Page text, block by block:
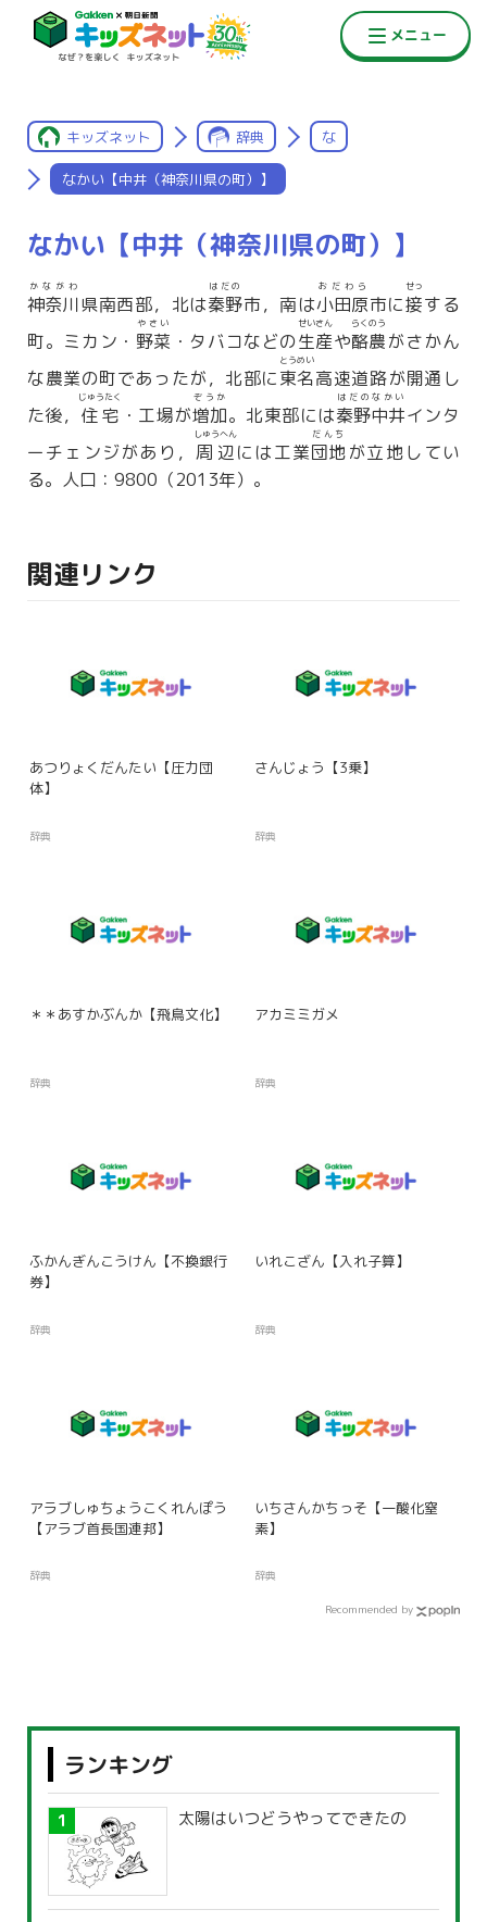
キッズネット 辞典 な
なかい【中井（神奈川県の町）】
なかい【中井（神奈川県の町）】
神奈川
かながわ
県南西部，北は秦野
はだの
市，南は小田原
おだわら
市に接
せっ
する
町。ミカン・ 野菜
やさい
・タバコなどの生産
せいさん
や酪農
らくのう
がさかん
な農業の町であったが，北部に東名
とうめい
高速道路が開通し
た後， 住宅
じゅうたく
・工場が増加
ぞうか
。北東部には秦野中井
はだのなかい
インタ
ーチェンジがあり， 周辺
しゅうへん
には工業団地
だんち
が立地してい
る。人口：9800（2013年）。
関連リンク
あつりょくだんたい【圧力団
体】
辞典
さんじょう【3乗】
辞典
＊＊あすかぶんか【飛鳥文化】
辞典
アカミミガメ
辞典
ふかんぎんこうけん【不換銀行
券】
辞典
いれこざん【入れ子算】
辞典
アラブしゅちょうこくれんぽう
【アラブ首長国連邦】
辞典
いちさんかちっそ【一酸化窒
素】
辞典
Recommended by
ランキング
太陽はいつどうやってできたの